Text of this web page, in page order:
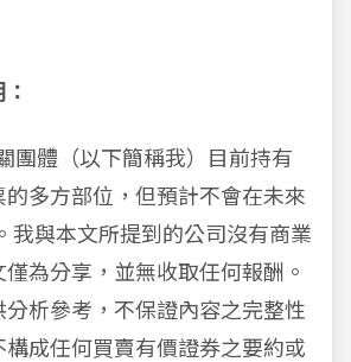
團體（以下簡稱我）目前持有
多方部位，但預計不會在未來
我與本文所提到的公司沒有商業
為分享，並無收取任何報酬。
析參考，不保證內容之完整性
成任何買賣有價證券之要約或